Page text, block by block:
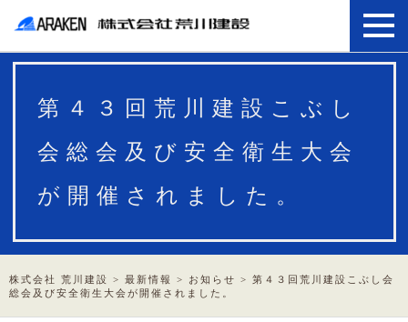
第４３回荒川建設こぶし
会総会及び安全衛生大会
が開催されました。
株式会社 荒川建設 > 最新情報 > お知らせ > 第４３回荒川建設こぶし会
総会及び安全衛生大会が開催されました。